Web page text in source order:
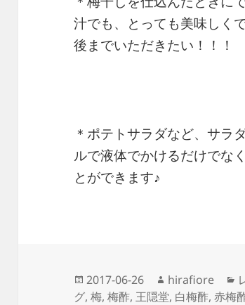
汁でも、とっても美味しく
後までいただきたい！！！
＊ポテトサラダなど、サラ
ルで液体でかけるだけでな
とができます♪
投
稿
2017-06-26
作
成
hirafiore
グ,梅,梅酢,王隠堂, 白梅酢,赤梅